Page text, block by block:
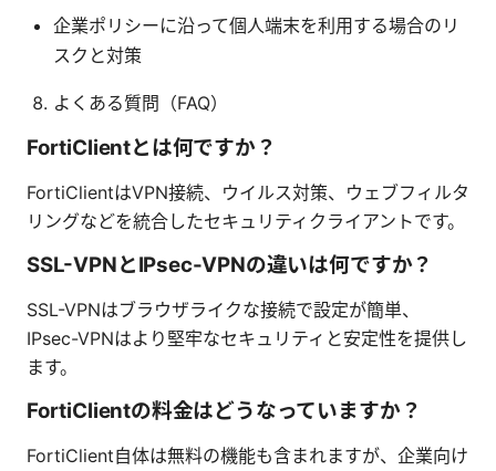
企業ポリシーに沿って個人端末を利用する場合のリ
スクと対策
よくある質問（FAQ）
FortiClientとは何ですか？
FortiClientはVPN接続、ウイルス対策、ウェブフィルタ
リングなどを統合したセキュリティクライアントです。
SSL-VPNとIPsec-VPNの違いは何ですか？
SSL-VPNはブラウザライクな接続で設定が簡単、
IPsec-VPNはより堅牢なセキュリティと安定性を提供し
ます。
FortiClientの料金はどうなっていますか？
FortiClient自体は無料の機能も含まれますが、企業向け